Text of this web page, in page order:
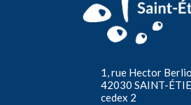
1, rue Hector
42030 SAINT-
cedex 2